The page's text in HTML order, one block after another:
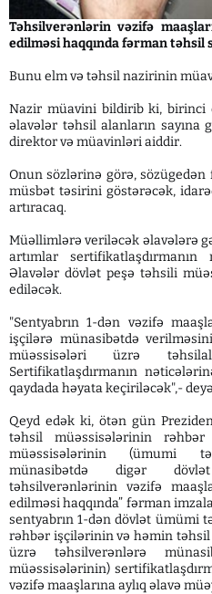
Təhsilverənlərin vəzifə
edilməsi haqqında fərman
Bunu elm və təhsil nazirinin
Nazir müavini bildirib ki, birinci
əlavələr təhsil alanların sayına
direktor və müavinləri aiddir.
Onun sözlərinə görə,
müsbət təsirini göstərəcək,
artıracaq.
Müəllimlərə veriləcək əlavələrə
artımlar
Əlavələr dövlət peşə təhsili
ediləcək.
"Sentyabrın 1-dən vəzifə
işçilərə münasibətdə
müəssisələri üzrə
Sertifikatlaşdırmanın
qaydada həyata keçiriləcək",-
Qeyd edək ki, ötən gün
təhsil müəssisələrinin
müəssisələrinin (ümumi
münasibətdə digər
təhsilverənlərinin vəzifə
edilməsi haqqında” fərman
sentyabrın 1-dən dövlət ümümi
rəhbər işçilərinin və həmin
üzrə təhsilverənlərə
müəssisələrinin)
vəzifə maaşlarına aylıq əlavə